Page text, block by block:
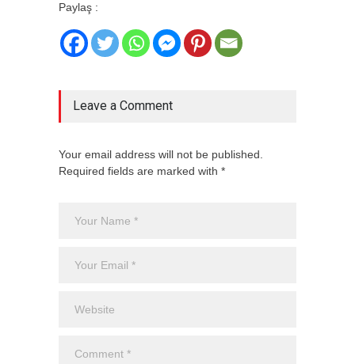
Paylaş :
Leave a Comment
Your email address will not be published.
Required fields are marked with *